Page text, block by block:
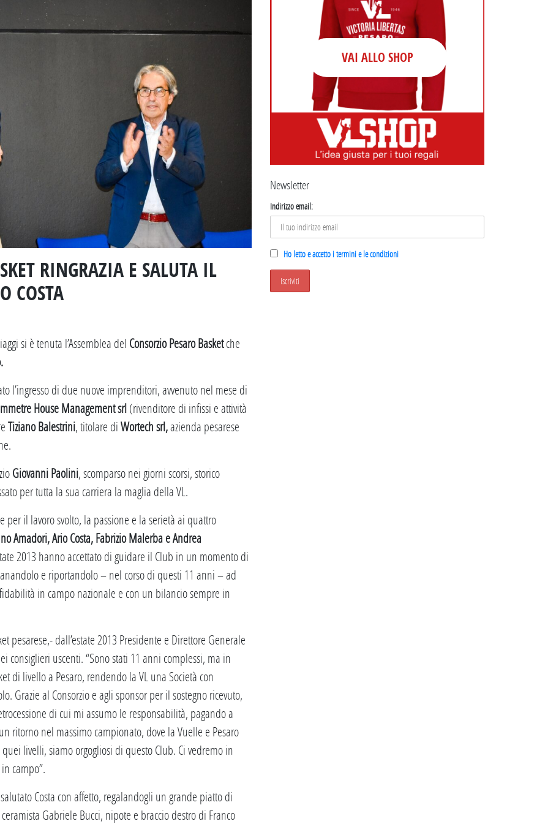
RINGRAZIA E SALUTA IL
COSTA
si è tenuta l’Assemblea del Consorzio Pesaro Basketche
l’ingresso di due nuove imprenditori, avvenuto nel mese di
House Management srl(rivenditore di infissi e attività
Tiziano Balestrini, titolare diWortech srl,azienda pesarese
Giovanni Paolini, scomparso nei giorni scorsi, storico
per tutta la sua carriera la maglia della VL.
il lavoro svolto, la passione e la serietà ai quattro
Amadori, Ario Costa, Fabrizio Malerba e Andrea
2013 hanno accettato di guidare il Club in un momento di
e riportandolo – nel corso di questi 11 anni – ad
in campo nazionale e con un bilancio sempre in
pesarese,- dall’estate 2013 Presidente e Direttore Generale
consiglieri uscenti. “Sono stati 11 anni complessi, ma in
di livello a Pesaro, rendendo la VL una Società con
Grazie al Consorzio e agli sponsor per il sostegno ricevuto,
di cui mi assumo le responsabilità, pagando a
ritorno nel massimo campionato, dove la Vuelle e Pesaro
livelli, siamo orgogliosi di questo Club. Ci vedremo in
campo”.
Costa con affetto, regalandogli un grande piatto di
Gabriele Bucci, nipote e braccio destro di Franco
VAI ALLO SHOP
Newsletter
Indirizzo email:
Ho letto e accetto i termini e le condizioni